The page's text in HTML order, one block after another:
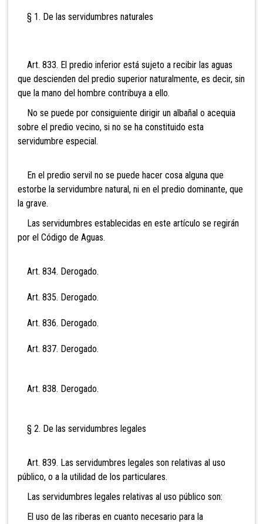
§ 1. De las servidumbres naturales
Art. 833. El predio inferior está sujeto a recibir las aguas
que descienden del predio superior naturalmente, es decir, sin
que la mano del hombre contribuya a ello.
No se puede por consiguiente dirigir un albañal o acequia
sobre el predio vecino, si no se ha constituido esta
servidumbre especial.
En el predio servil no se puede hacer cosa alguna que
estorbe la servidumbre natural, ni en el predio dominante, que
la grave.
Las servidumbres establecidas en este artículo se regirán
por el Código de Aguas.
Art. 834. Derogado.
Art. 835. Derogado.
Art. 836. Derogado.
Art. 837. Derogado.
Art. 838. Derogado.
§ 2. De las servidumbres legales
Art. 839. Las servidumbres legales son relativas al uso
público, o a la utilidad de los particulares.
Las servidumbres legales relativas al uso público son:
El uso de las riberas en cuanto necesario para la